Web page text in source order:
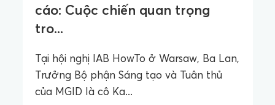
cáo: Cuộc chiến quan trọng
tro...
Tại hội nghị IAB HowTo ở Warsaw, Ba Lan,
Trưởng Bộ phận Sáng tạo và Tuân thủ
của MGID là cô Ka...